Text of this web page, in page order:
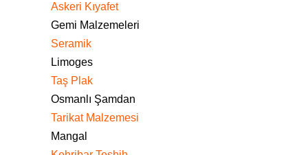
Askeri Kıyafet
Gemi Malzemeleri
Seramik
Limoges
Taş Plak
Osmanlı Şamdan
Tarikat Malzemesi
Mangal